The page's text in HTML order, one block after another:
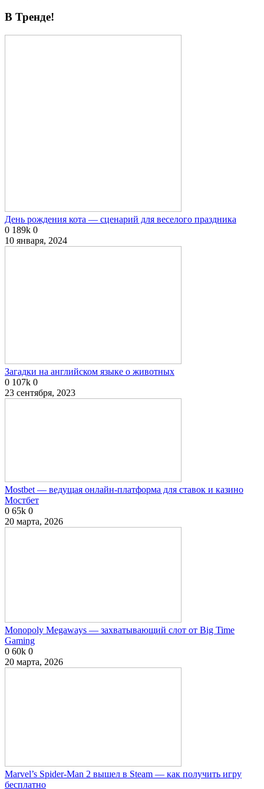
В Тренде!
День рождения кота — сценарий для веселого праздника
0 189k 0
10 января, 2024
Загадки на английском языке о животных
0 107k 0
23 сентября, 2023
Mostbet — ведущая онлайн-платформа для ставок и казино
Мостбет
0 65k 0
20 марта, 2026
Monopoly Megaways — захватывающий слот от Big Time
Gaming
0 60k 0
20 марта, 2026
Marvel’s Spider-Man 2 вышел в Steam — как получить игру
бесплатно